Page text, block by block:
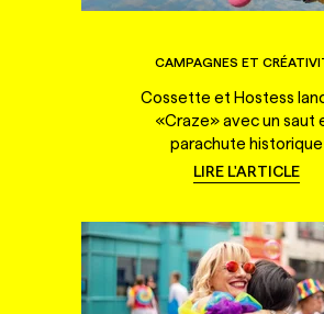
CAMPAGNES ET
Cossette et Hostess
«Craze» avec un saut
parachute historique
LIRE L'ARTICLE